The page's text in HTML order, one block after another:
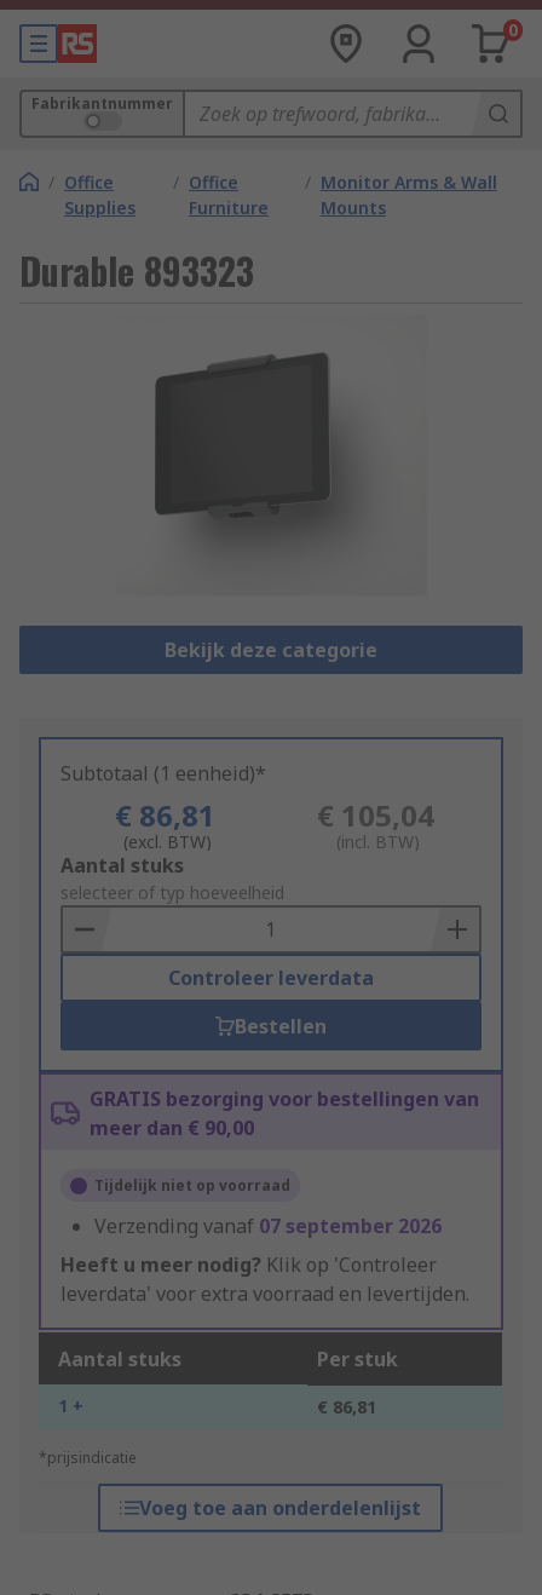
0
Fabrikantnummer
/ Office
Supplies
/ Office
Furniture
/ Monitor Arms & Wall
Mounts
Durable 893323
Bekijk deze categorie
Subtotaal (1 eenheid)*
€ 86,81
(excl. BTW)
€ 105,04
(incl. BTW)
Add
to
Basket
Aantal stuks
selecteer of typ hoeveelheid
Controleer leverdata
Bestellen
GRATIS bezorging voor bestellingen van
meer dan € 90,00
Tijdelijk niet op voorraad
Verzending vanaf 07 september 2026
Heeft u meer nodig? Klik op 'Controleer
leverdata' voor extra voorraad en levertijden.
Aantal stuks Per stuk
1 + € 86,81
*prijsindicatie
Voeg toe aan onderdelenlijst